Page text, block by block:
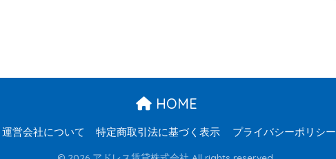
HOME
運営会社について 特定商取引法に基づく表示 プライバシーポリシー